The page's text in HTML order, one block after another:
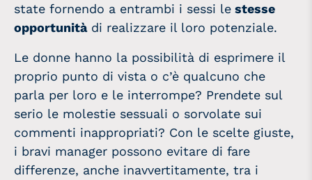
state fornendo a entrambi i sessi le stesse
opportunitàdi realizzare il loro potenziale.
Le donne hanno la possibilità di esprimere il
proprio punto di vista o c’è qualcuno che
parla per loro e le interrompe? Prendete sul
serio le molestie sessuali o sorvolate sui
commenti inappropriati? Con le scelte giuste,
i bravi manager possono evitare di fare
differenze, anche inavvertitamente, tra i